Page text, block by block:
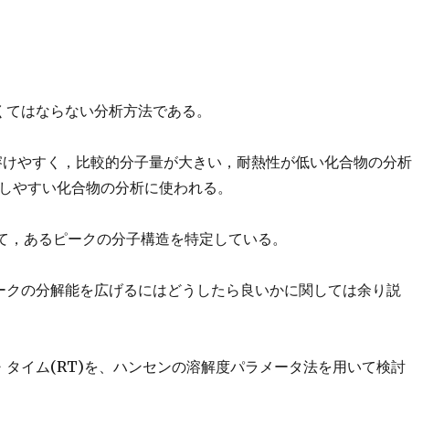
はならない分析方法である。
やすく，比較的分子量が大きい，耐熱性が低い化合物の分析
すい化合物の分析に使われる。
あるピークの分子構造を特定している。
の分解能を広げるにはどうしたら良いかに関しては余り説
イム(RT)を、ハンセンの溶解度パラメータ法を用いて検討